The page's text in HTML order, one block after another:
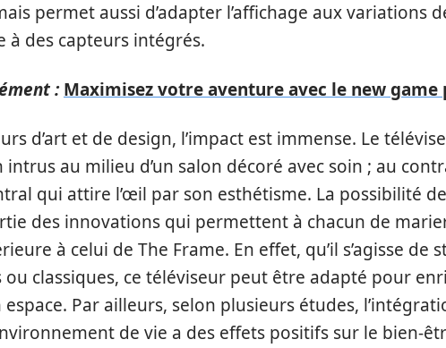
permet aussi d’adapter l’affichage aux variations
à des capteurs intégrés.
: Maximisez votre aventure avec le new game
d’art et de design, l’impact est immense. Le
intrus au milieu d’un salon décoré avec soin ; au
qui attire l’œil par son esthétisme. La possibilité
des innovations qui permettent à chacun de
à celui de The Frame. En effet, qu’il s’agisse de
classiques, ce téléviseur peut être adapté pour
espace. Par ailleurs, selon plusieurs études,
de vie a des effets positifs sur le bien-